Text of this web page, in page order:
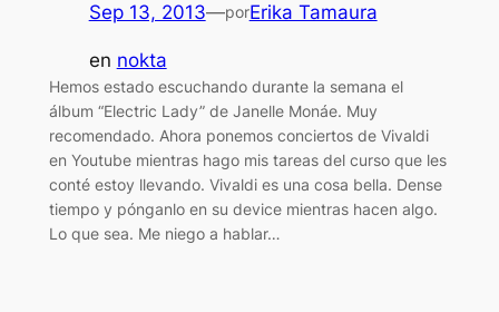
Sep 13, 2013—porErika Tamaura
en nokta
Hemos estado escuchando durante la semana el
álbum “Electric Lady” de Janelle Monáe. Muy
recomendado. Ahora ponemos conciertos de Vivaldi
en Youtube mientras hago mis tareas del curso que les
conté estoy llevando. Vivaldi es una cosa bella. Dense
tiempo y pónganlo en su device mientras hacen algo.
Lo que sea. Me niego a hablar…